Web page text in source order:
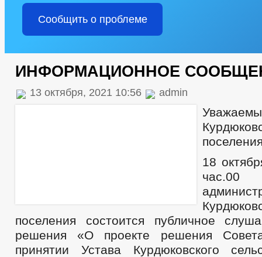
Сообщить о проблеме
ИНФОРМАЦИОННОЕ
13 октября, 2021 10:56 admin
18
поселения состоится публичное
решения «О проекте решения
принятии Устава Курдюковского